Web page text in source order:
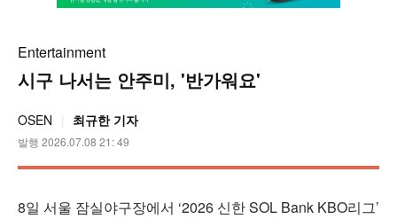
Entertainment
시구 나서는 안주미, '반가워요'
OSEN 최규한 기자
발행 2026.07.08 21: 49
8일 서울 잠실야구장에서 ‘2026 신한 SOL Bank KBO리그’